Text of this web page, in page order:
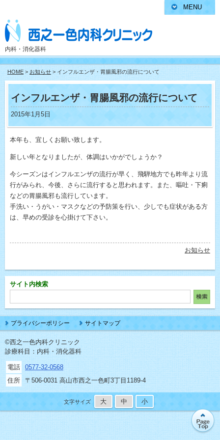
内科・消化器科
HOME > お知らせ > インフルエンザ・胃腸風邪の流行について
インフルエンザ・胃腸風邪の流行について
2015年1月5日
本年も、宜しくお願い致します。
新しい年となりましたが、体調はいかがでしょうか？
今シーズンはインフルエンザの流行が早く、飛騨地方でも昨年より流
行がみられ、今後、さらに流行すると思われます。また、嘔吐・下痢
などの胃腸風邪も流行しています。
手洗い・うがい・マスクなどの予防策を行い、少しでも症状がある方
は、早めの受診を心掛けて下さい。
お知らせ
MENU
サイト内検索
プライバシーポリシー サイトマップ
©西之一色内科クリニック
診療科目：内科・消化器科
電話
0577-32-0568
住所
〒506-0031 高山市西之一色町3丁目1189-4
文字サイズ 大 中 小